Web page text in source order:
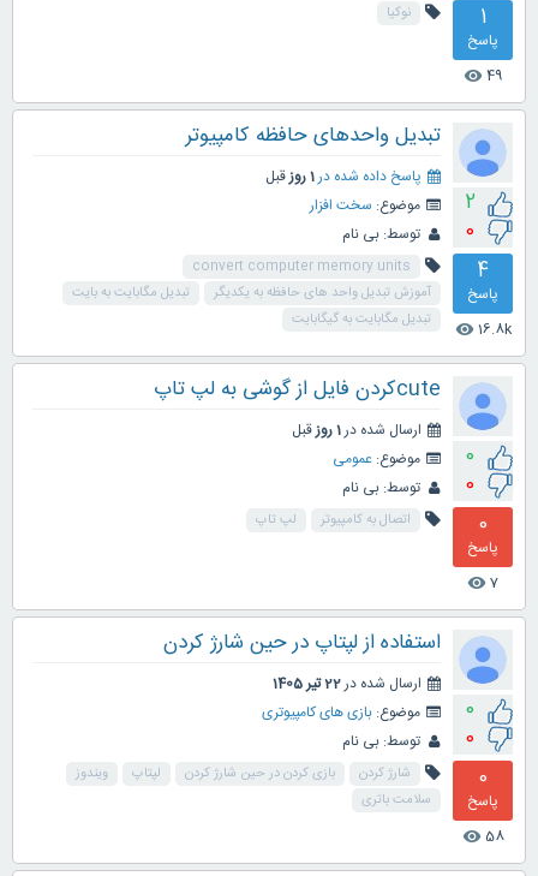
1
پاسخ
49
visibility
نوکیا
2
0
4
پاسخ
16.8k
visibility
تبدیل واحدهای حافظه کامپیوتر
پاسخ داده شده در1 روز
قبل
موضوع: سخت افزار
توسط: بی نام
convert computer memory units
آموزش تبدیل واحد های حافظه به یکدیگر
تبدیل مگابایت به بایت
تبدیل مگابایت به گیگابایت
0
0
0
پاسخ
7
visibility
cuteکردن فایل از گوشی به لپ تاپ
ارسال شده در1 روز
قبل
موضوع: عمومی
توسط: بی نام
اتصال به کامپیوتر لپ تاپ
0
0
0
پاسخ
58
visibility
استفاده از لپتاپ در حین شارژ کردن
ارسال شده در22 تیر 1405
موضوع: بازی های کامپیوتری
توسط: بی نام
شارژ کردن بازی کردن در حین شارژ کردن لپتاپ
ویندوز
سلامت باتری